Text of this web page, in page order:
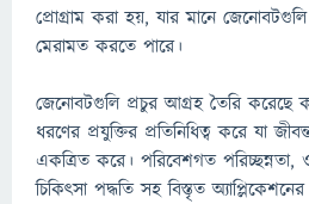
প্রোগ্রাম করা হয়, যার মানে জেনোবটগুলি
মেরামত করতে পারে।
জেনোবটগুলি প্রচুর আগ্রহ তৈরি করেছে
ধরণের প্রযুক্তির প্রতিনিধিত্ব করে যা
একত্রিত করে। পরিবেশগত
চিকিৎসা পদ্ধতি সহ বিস্তৃত